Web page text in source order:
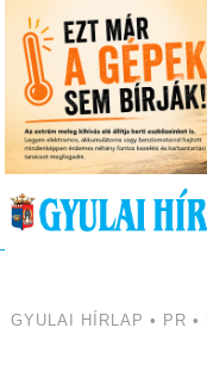
GYULAI HÍRLAP • PR •